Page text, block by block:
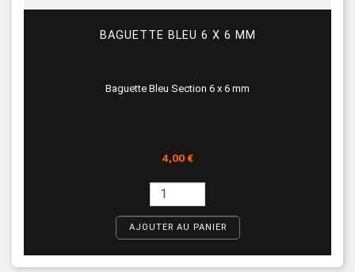
BAGUETTE BLEU 6 X 6 MM
Baguette Bleu Section 6 x 6 mm
Prix
4,00 €
AJOUTER AU PANIER